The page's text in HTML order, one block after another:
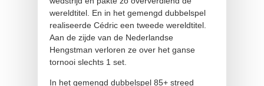
wereldtitel. En in het gemengd dubbelspel
realiseerde Cédric een tweede wereldtitel.
Aan de zijde van de Nederlandse
Hengstman verloren ze over het ganse
tornooi slechts 1 set.
In het gemengd dubbelspel 85+ streed